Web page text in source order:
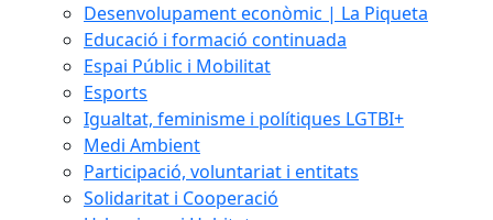
Desenvolupament econòmic | La Piqueta
Educació i formació continuada
Espai Públic i Mobilitat
Esports
Igualtat, feminisme i polítiques LGTBI+
Medi Ambient
Participació, voluntariat i entitats
Solidaritat i Cooperació